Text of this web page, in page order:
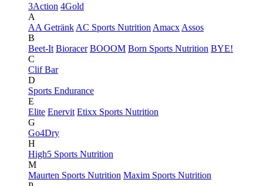
3Action 4Gold
A
AA Getränk AC Sports Nutrition Amacx Assos
B
Beet-It Bioracer BOOOM Born Sports Nutrition BYE!
C
Clif Bar
D
Sports Endurance
E
Elite Enervit Etixx Sports Nutrition
G
Go4Dry
H
High5 Sports Nutrition
M
Maurten Sports Nutrition Maxim Sports Nutrition